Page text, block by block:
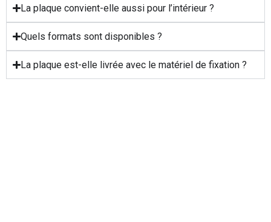
La plaque convient-elle aussi pour l’intérieur ?
Quels formats sont disponibles ?
La plaque est-elle livrée avec le matériel de fixation ?